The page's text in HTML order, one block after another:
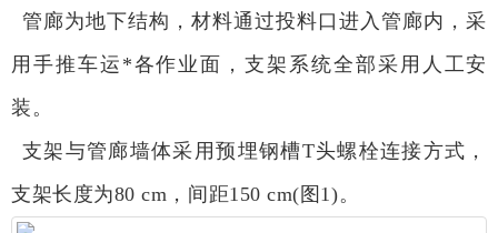
管廊为地下结构，材料通过投料口进入管廊内，采
用手推车运*各作业面，支架系统全部采用人工安
装。
支架与管廊墙体采用预埋钢槽T头螺栓连接方式，
支架长度为80 cm，间距150 cm(图1)。